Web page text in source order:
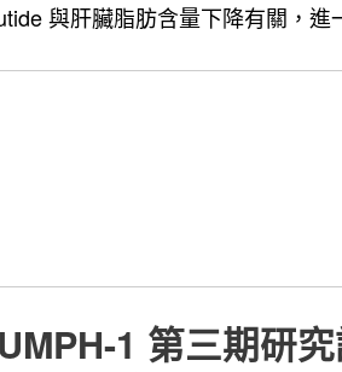
與肝臟脂肪含量下降有關，
1 第三期研